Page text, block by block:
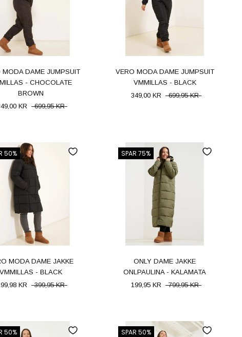
MODA DAME JUMPSUIT
- CHOCOLATE
BROWN
KR
699,95 KR
VERO MODA DAME JUMPSUIT
VMMILLAS - BLACK
349,00 KR
699,95 KR
50%
MODA DAME JAKKE
VMMILLAS - BLACK
KR
399,95 KR
SPAR 75%
ONLY DAME JAKKE
ONLPAULINA - KALAMATA
199,95 KR
799,95 KR
50% SPAR 50%